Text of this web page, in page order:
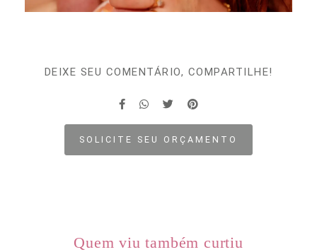
DEIXE SEU COMENTÁRIO, COMPARTILHE!
SOLICITE SEU ORÇAMENTO
Quem viu também curtiu